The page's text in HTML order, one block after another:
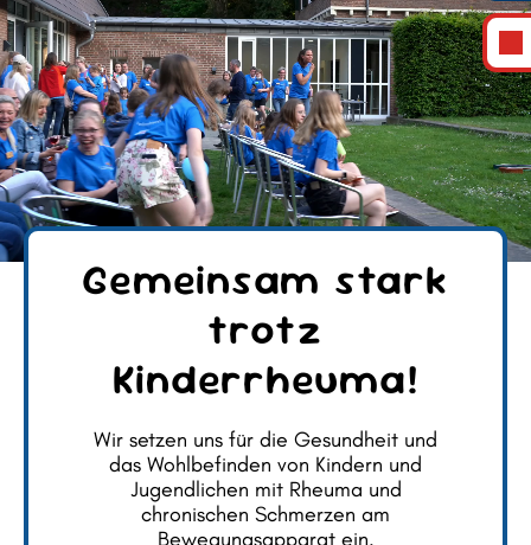
Gemeinsam stark
trotz
Kinderrheuma!
Wir setzen uns für die Gesundheit und
das Wohlbefinden von Kindern und
Jugendlichen mit Rheuma und
chronischen Schmerzen am
Bewegungsapparat ein.